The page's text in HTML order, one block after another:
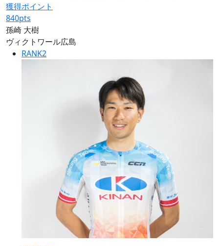
獲得ポイント
840pts
孫崎 大樹
ヴィクトワール広島
RANK2